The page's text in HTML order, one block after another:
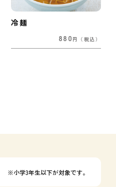
冷麺
880 円 （税込）
※小学3年生以下が対象です。